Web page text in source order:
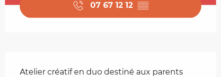
07 67 12 12 ▒▒
Atelier créatif en duo destiné aux parents